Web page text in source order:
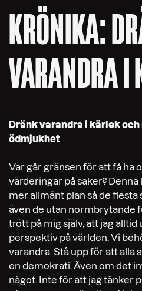
KRÖNIKA:
VARANDRA
Dränk varandra i kärlek
ödmjukhet
Var går gränsen för att få ha
värderingar på saker? Denna
mer allmänt plan så de flesta
även de utan normbrytande
trött på mig själv, att jag
perspektiv på världen. Vi
varandra. Stå upp för att alla
en demokrati. Även om det
något. Inte för att jag tänker